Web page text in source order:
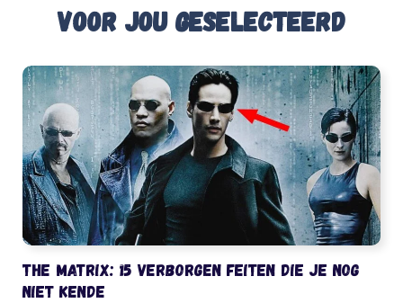
Voor jou geselecteerd
The Matrix: 15 verborgen feiten die je nog
niet kende